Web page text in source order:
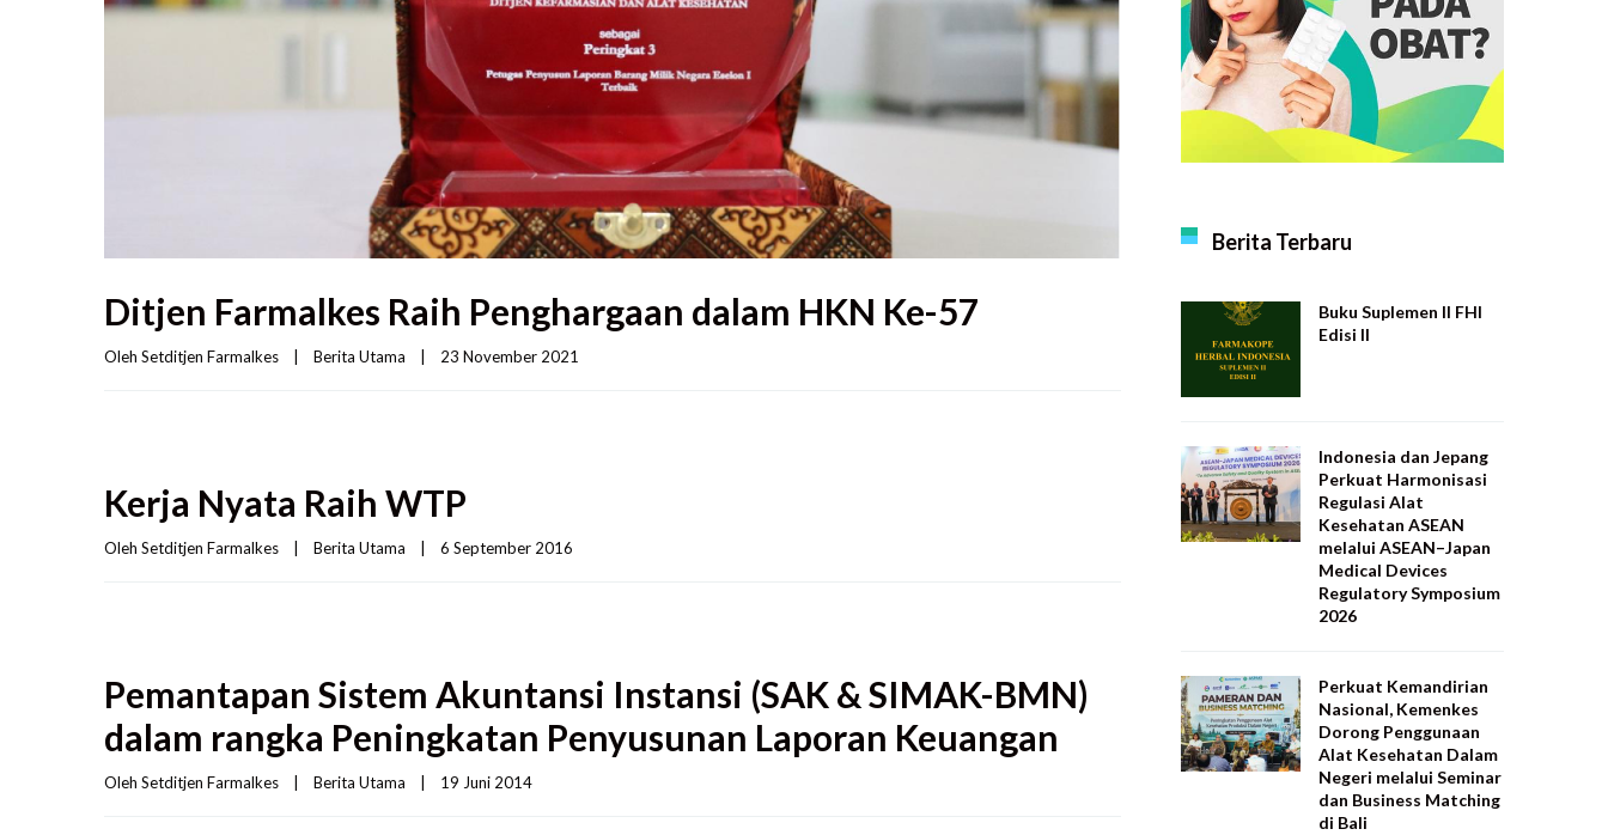
Ditjen Farmalkes Raih Penghargaan dalam HKN Ke-57
Oleh Setditjen Farmalkes Berita Utama 23 November 2021
Kerja Nyata Raih WTP
Oleh Setditjen Farmalkes Berita Utama 6 September 2016
Pemantapan Sistem Akuntansi Instansi (SAK & SIMAK-BMN)
dalam rangka Peningkatan Penyusunan Laporan Keuangan
Oleh Setditjen Farmalkes Berita Utama 19 Juni 2014
Berita Terbaru
Buku Suplemen II FHI
Edisi II
Indonesia dan Jepang
Perkuat Harmonisasi
Regulasi Alat
Kesehatan ASEAN
melalui ASEAN–Japan
Medical Devices
Regulatory Symposium
2026
Perkuat Kemandirian
Nasional, Kemenkes
Dorong Penggunaan
Alat Kesehatan Dalam
Negeri melalui Seminar
dan Business Matching
di Bali